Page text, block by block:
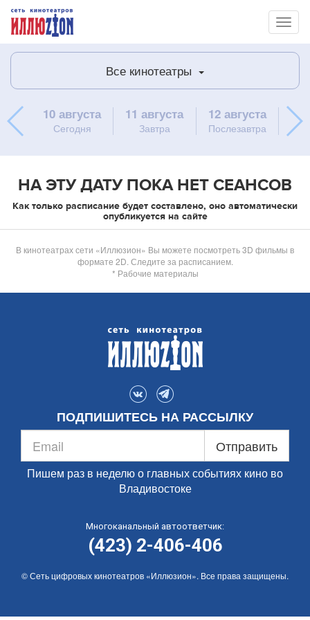
Все кинотеатры
10 августа
Сегодня
11 августа
Завтра
12 августа
Послезавтра
13
НА ЭТУ ДАТУ ПОКА НЕТ СЕАНСОВ
Как только расписание будет составлено, оно автоматически
опубликуется на сайте
В кинотеатрах сети «Иллюзион» Вы можете посмотреть 3D фильмы в
формате 2D. Следите за расписанием.
* Рабочие материалы
ПОДПИШИТЕСЬ НА РАССЫЛКУ
Отправить
Пишем раз в неделю о главных событиях кино во
Владивостоке
Многоканальный автоответчик:
(423) 2-406-406
© Сеть цифровых кинотеатров «Иллюзион». Все права защищены.